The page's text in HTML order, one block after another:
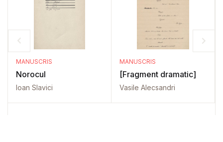
MANUSCRIS
Norocul
Ioan Slavici
MANUSCRIS
[Fragment dramatic]
Vasile Alecsandri